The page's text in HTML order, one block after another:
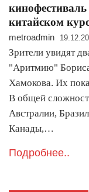
кинофестиваль
китайском
metroadmin
Зрители увидят
"Аритмию"
Хамокова. Их
В общей
Австралии,
Канады,…
Подробнее..